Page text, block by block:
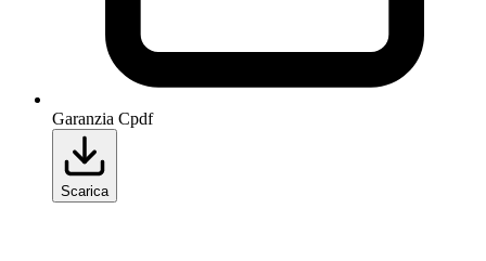
Garanzia Cpdf
Scarica